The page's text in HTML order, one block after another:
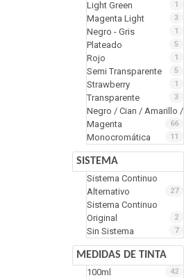
Light Green 1
Magenta Light 3
Negro - Gris 1
Plateado 5
Rojo 1
Semi Transparente 5
Strawberry 1
Transparente 3
Negro / Cian / Amarillo /
Magenta
66
Monocromática 11
SISTEMA
Sistema Continuo
Alternativo
27
Sistema Continuo
Original
2
Sin Sistema 7
MEDIDAS DE TINTA
100ml 42